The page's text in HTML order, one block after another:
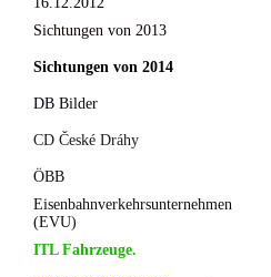
Sichtungen von 2013
Sichtungen von 2014
DB Bilder
CD České Dráhy
ÖBB
Eisenbahnverkehrsunternehmen
(EVU)
ITL Fahrzeuge.